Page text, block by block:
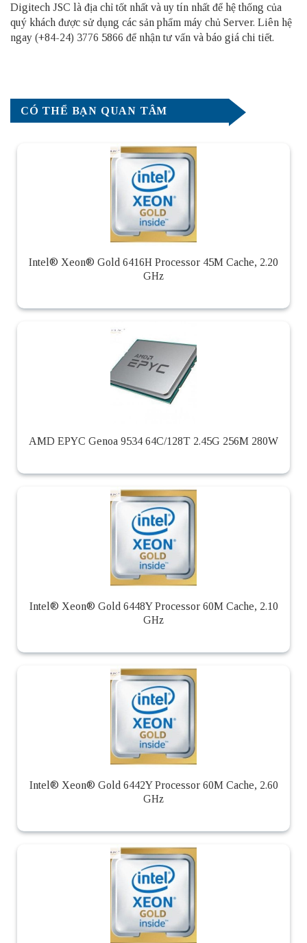
Digitech JSC là địa chỉ tốt nhất và uy tín nhất để hệ thống của
quý khách được sử dụng các sản phẩm máy chủ Server. Liên hệ
ngay (+84-24) 3776 5866 để nhận tư vấn và báo giá chi tiết.
CÓ THỂ BẠN QUAN TÂM
Intel® Xeon® Gold 6416H Processor 45M Cache, 2.20
GHz
AMD EPYC Genoa 9534 64C/128T 2.45G 256M 280W
Intel® Xeon® Gold 6448Y Processor 60M Cache, 2.10
GHz
Intel® Xeon® Gold 6442Y Processor 60M Cache, 2.60
GHz